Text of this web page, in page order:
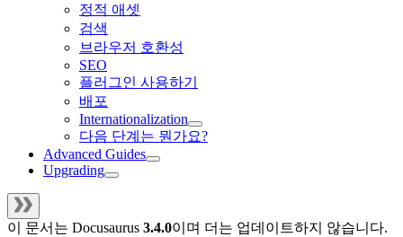
정적 애셋
검색
브라우저 호환성
SEO
플러그인 사용하기
배포
Internationalization
다음 단계는 뭔가요?
Advanced Guides
Upgrading
이 문서는 Docusaurus 3.4.0이며 더는 업데이트하지 않습니다.